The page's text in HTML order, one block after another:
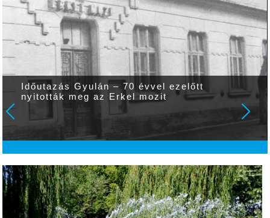
Időutazás Gyulán – 70 évvel ezelőtt
nyitották meg az Erkel mozit